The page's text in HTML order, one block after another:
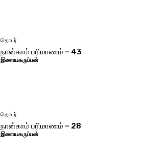
தொடர்
நான்காம் பரிமாணம் – 43
இளையகருப்பன்
தொடர்
நான்காம் பரிமாணம் – 28
இளையகருப்பன்